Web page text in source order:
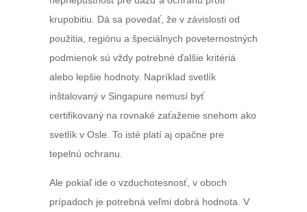
krupobitiu. Dá sa povedať, že v závislosti od
použitia, regiónu a špeciálnych poveternostných
podmienok sú vždy potrebné ďalšie kritériá
alebo lepšie hodnoty. Napríklad svetlík
inštalovaný v Singapure nemusí byť
certifikovaný na rovnaké zaťaženie snehom ako
svetlík v Osle. To isté platí aj opačne pre
tepelnú ochranu.
Ale pokiaľ ide o vzduchotesnosť, v oboch
prípadoch je potrebná veľmi dobrá hodnota. V